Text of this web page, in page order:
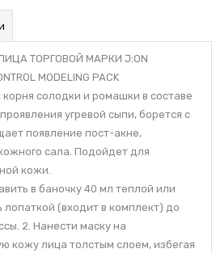
ТОРГОВОЙ МАРКИ J:ON
MODELING PACK
солодки и ромашки в составе
угревой сыпи, борется с
появление пост-акне,
сала. Подойдет для
кожи.
в баночку 40 мл теплой или
(входит в комплект) до
2. Нанести маску на
кожу лица толстым слоем, избегая